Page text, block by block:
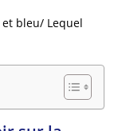
bleu/ Lequel